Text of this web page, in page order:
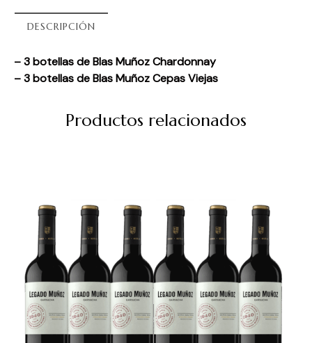
DESCRIPCIÓN
– 3 botellas de Blas Muñoz Chardonnay
– 3 botellas de Blas Muñoz Cepas Viejas
Productos relacionados